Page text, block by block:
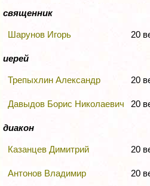
священник
Шарунов Игорь 20
иерей
Трепыхлин Александр 20
Давыдов Борис Николаевич 20
диакон
Казанцев Димитрий 20
Антонов Владимир 20